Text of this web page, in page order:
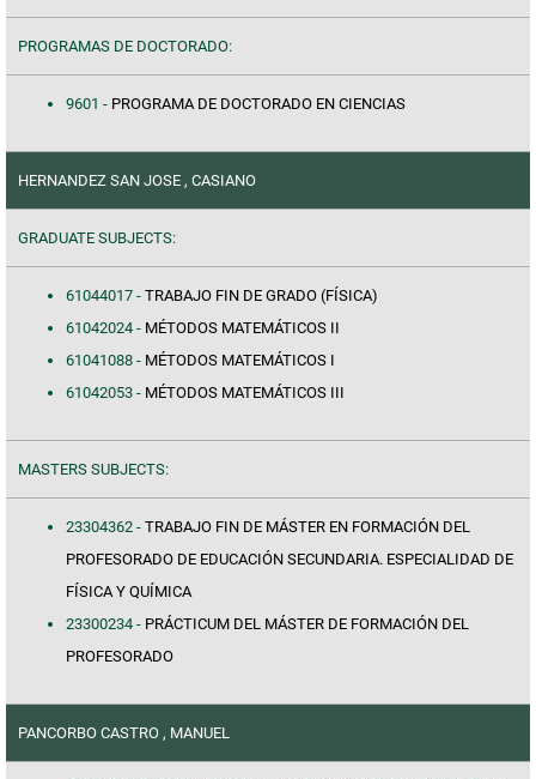
PROGRAMAS DE DOCTORADO:
9601 - PROGRAMA DE DOCTORADO EN CIENCIAS
HERNANDEZ SAN JOSE , CASIANO
GRADUATE SUBJECTS:
61044017 - TRABAJO FIN DE GRADO (FÍSICA)
61042024 - MÉTODOS MATEMÁTICOS II
61041088 - MÉTODOS MATEMÁTICOS I
61042053 - MÉTODOS MATEMÁTICOS III
MASTERS SUBJECTS:
23304362 - TRABAJO FIN DE MÁSTER EN FORMACIÓN DEL
PROFESORADO DE EDUCACIÓN SECUNDARIA. ESPECIALIDAD DE
FÍSICA Y QUÍMICA
23300234 - PRÁCTICUM DEL MÁSTER DE FORMACIÓN DEL
PROFESORADO
PANCORBO CASTRO , MANUEL